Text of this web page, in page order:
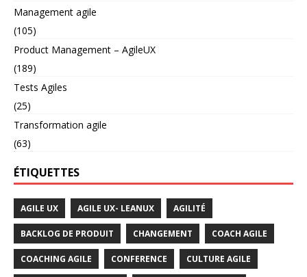
Management agile
(105)
Product Management – AgileUX
(189)
Tests Agiles
(25)
Transformation agile
(63)
ÉTIQUETTES
AGILE UX AGILE UX- LEANUX AGILITÉ
BACKLOG DE PRODUIT CHANGEMENT COACH AGILE
COACHING AGILE CONFERENCE CULTURE AGILE